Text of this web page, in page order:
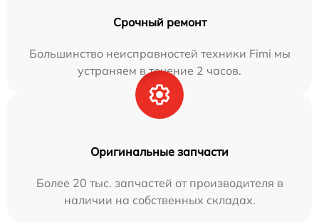
Срочный ремонт
Большинство неисправностей техники Fimi мы
устраняем в течение 2 часов.
Оригинальные запчасти
Более 20 тыс. запчастей от производителя в
наличии на собственных складах.